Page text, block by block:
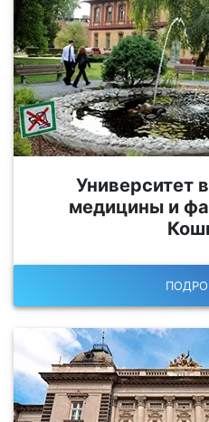
Университет
медицины и